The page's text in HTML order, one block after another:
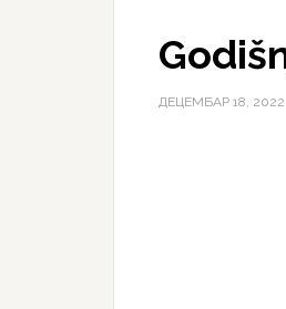
ДЕЦЕМБАР 18, 2022